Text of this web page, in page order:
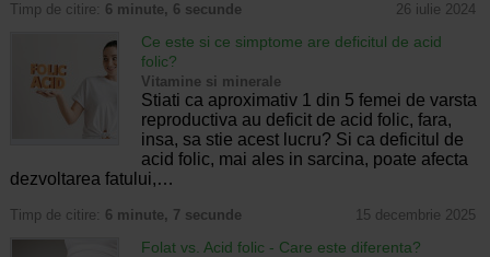
Timp de citire: 6 minute, 6 secunde 26 iulie 2024
Ce este si ce simptome are deficitul de acid
folic?
Vitamine si minerale
Stiati ca aproximativ 1 din 5 femei de varsta
reproductiva au deficit de acid folic, fara,
insa, sa stie acest lucru? Si ca deficitul de
acid folic, mai ales in sarcina, poate afecta
dezvoltarea fatului,…
Timp de citire: 6 minute, 7 secunde 15 decembrie 2025
Folat vs. Acid folic - Care este diferenta?